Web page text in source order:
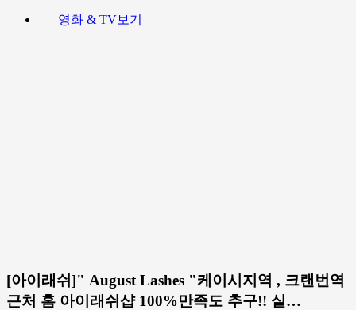
영화 & TV보기
[아이래쉬]" August Lashes "케이시지역 , 크랜번역
근처 홈 아이래쉬샵 100%만족도 추구!! 실…